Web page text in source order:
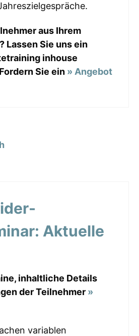
aus Ihrem
Lassen Sie uns ein
inhouse
Sie ein » Angebot
Aktuelle
inhaltliche Details
der Teilnehmer »
variablen